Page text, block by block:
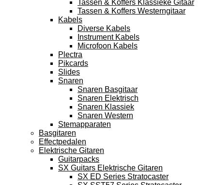
Tassen & Koffers Klassieke Gitaar
Tassen & Koffers Westerngitaar
Kabels
Diverse Kabels
Instrument Kabels
Microfoon Kabels
Plectra
Pikcards
Slides
Snaren
Snaren Basgitaar
Snaren Elektrisch
Snaren Klassiek
Snaren Western
Stemapparaten
Basgitaren
Effectpedalen
Elektrische Gitaren
Guitarpacks
SX Guitars Elektrische Gitaren
SX ED Series Stratocaster